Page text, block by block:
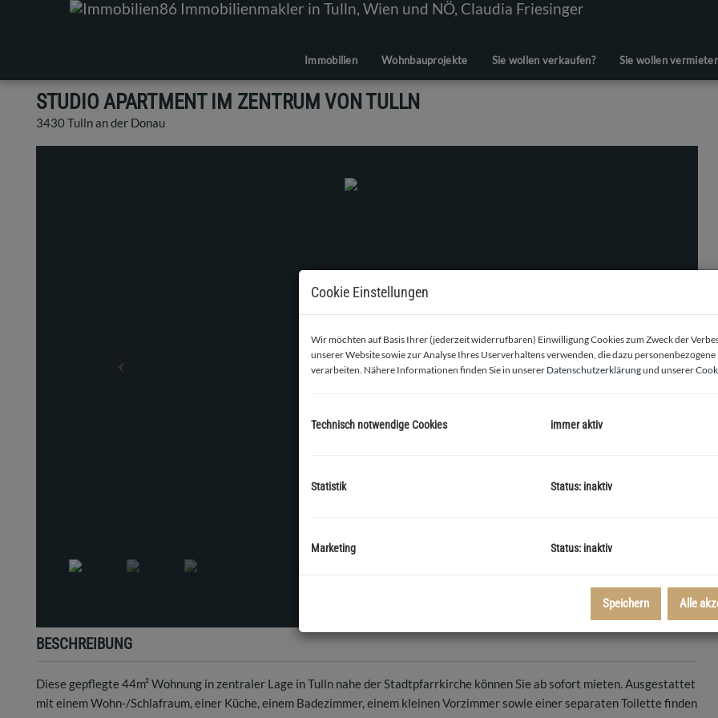
Immobilien Wohnbauprojekte Sie wollen verkaufen? Sie wollen
STUDIO APARTMENT IM ZENTRUM VON TULLN
3430 Tulln an der Donau
BESCHREIBUNG
Diese gepflegte 44m² Wohnung in zentraler Lage in Tulln nahe der Stadtpfarrkirche können Sie ab sofort mieten. Ausgestattet
mit einem Wohn-/Schlafraum, einer Küche, einem Badezimmer, einem kleinen Vorzimmer sowie einer separaten Toilette finden
Cookie Einstellungen
Wir möchten auf Basis Ihrer (jederzeit widerrufbaren) Einwilligung Cookies zum Zweck der
unserer Website sowie zur Analyse Ihres Userverhaltens verwenden, die dazu personenbezogene
verarbeiten. Nähere Informationen finden Sie in unserer Datenschutzerklärungund unserer
Technisch notwendige Cookies immer aktiv
Statistik Status: inaktiv
Marketing Status: inaktiv
Speichern Alle